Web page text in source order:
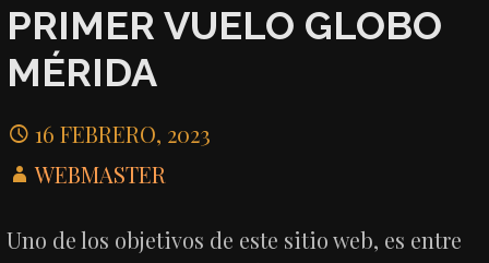
PRIMER VUELO GLOBO
MÉRIDA
16 FEBRERO, 2023
WEBMASTER
Uno de los objetivos de este sitio web, es entre